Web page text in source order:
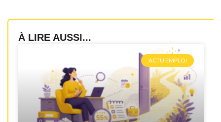
À LIRE AUSSI...
ACTU EMPLOI